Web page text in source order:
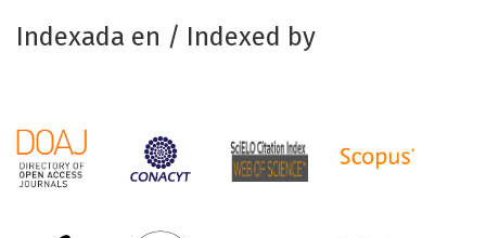
Indexada en / Indexed by